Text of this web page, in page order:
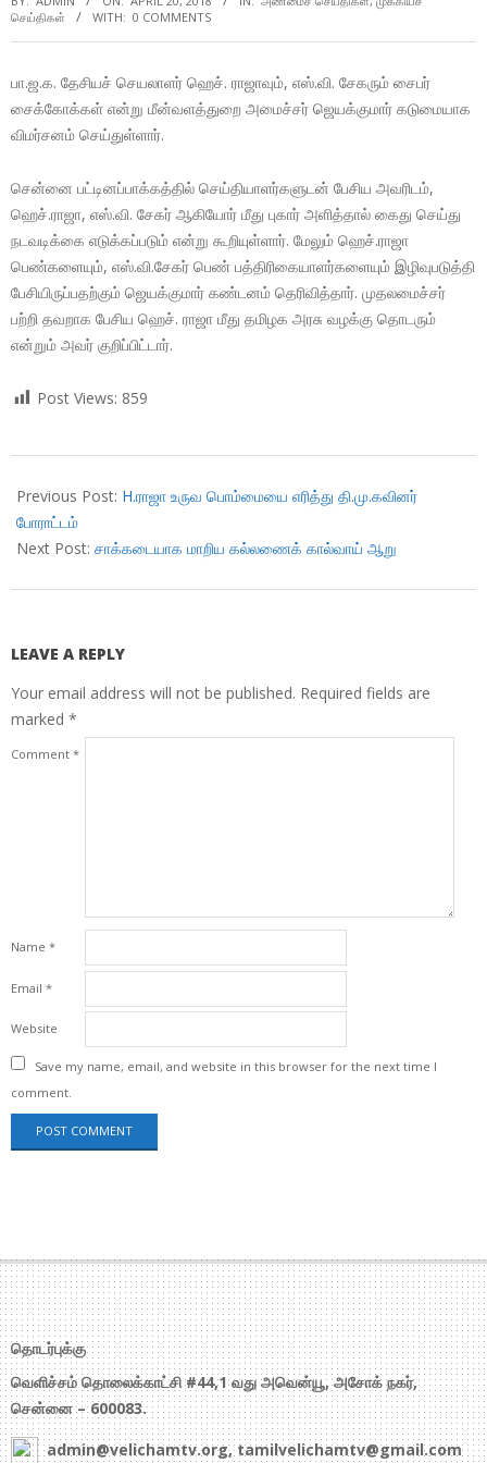
செய்திகள்
WITH: 0 COMMENTS
பா.ஜ.க. தேசியச் செயலாளர் ஹெச். ராஜாவும், எஸ்.வி. சேகரும் சைபர்
சைக்கோக்கள் என்று மீன்வளத்துறை அமைச்சர் ஜெயக்குமார் கடுமையாக
விமர்சனம் செய்துள்ளார்.
சென்னை பட்டினப்பாக்கத்தில் செய்தியாளர்களுடன் பேசிய அவரிடம்,
ஹெச்.ராஜா, எஸ்.வி. சேகர் ஆகியோர் மீது புகார் அளித்தால் கைது செய்து
நடவடிக்கை எடுக்கப்படும் என்று கூறியுள்ளார். மேலும் ஹெச்.ராஜா
பெண்களையும், எஸ்.வி.சேகர் பெண் பத்திரிகையாளர்களையும் இழிவுபடுத்தி
பேசியிருப்பதற்கும் ஜெயக்குமார் கண்டனம் தெரிவித்தார். முதலமைச்சர்
பற்றி தவறாக பேசிய ஹெச். ராஜா மீது தமிழக அரசு வழக்கு தொடரும்
என்றும் அவர் குறிப்பிட்டார்.
Post Views: 859
04-
20
Previous Post: H.ராஜா உருவ பொம்மையை எரித்து தி.மு.கவினர்
போராட்டம்
Next Post: சாக்கடையாக மாறிய கல்லணைக் கால்வாய் ஆறு
LEAVE A REPLY
Your email address will not be published. Required fields are
marked *
Comment *
Name *
Email *
Website
Save my name, email, and website in this browser for the next time I
comment.
தொடர்புக்கு
வெளிச்சம் தொலைக்காட்சி #44,1 வது அவென்யூ, அசோக் நகர்,
சென்னை – 600083.
admin@velichamtv.org, tamilvelichamtv@gmail.com